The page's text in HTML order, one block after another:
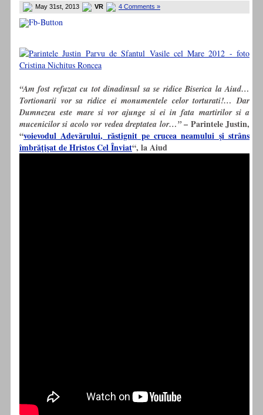
May 31st, 2013 VR 4 Comments »
“Am fost refuzat cu tot dinadinsul sa se ridice Biserica la Aiud…
Tortionarii vor sa ridice ei monumentele celor torturati!… Dar
Dumnezeu este mare si vor ajunge si ei in fata martirilor si a
mucenicilor si acolo vor vedea dreptatea lor…”– Parintele Justin,
“voievodul Adevărului, răstignit pe crucea neamului şi strâns
îmbrăţişat de Hristos Cel Înviat“, la Aiud